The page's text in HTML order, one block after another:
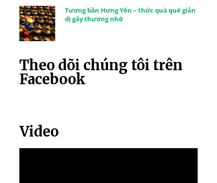
Tương bần Hưng Yên – thức quà quê giản
dị gây thương nhớ
Theo dõi chúng tôi trên
Facebook
Video